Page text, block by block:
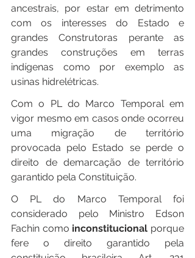
ancestrais, por estar em detrimento
com os interesses do Estado e
grandes Construtoras perante as
grandes construções em terras
indígenas como por exemplo as
usinas hidrelétricas.
Com o PL do Marco Temporal em
vigor mesmo em casos onde ocorreu
uma migração de território
provocada pelo Estado se perde o
direito de demarcação de território
garantido pela Constituição.
O PL do Marco Temporal foi
considerado pelo Ministro Edson
Fachin como inconstitucional porque
fere o direito garantido pela